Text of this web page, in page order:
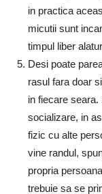
in practica
micutii sunt
timpul liber
Desi poate
rasul fara doar
in fiecare seara.
socializare, in
fizic cu alte
vine randul,
propria
trebuie sa se